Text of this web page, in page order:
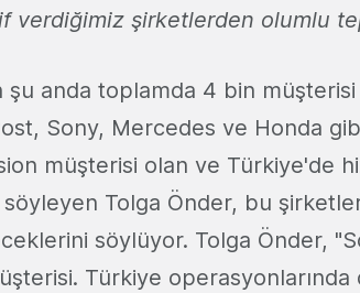
verdiğimiz şirketlerden olumlu
şu anda toplamda 4 bin
Sony, Mercedes ve Honda
müşterisi olan ve Türkiye'de
Tolga Önder, bu
söylüyor. Tolga Önder,
Türkiye operasyonlarında